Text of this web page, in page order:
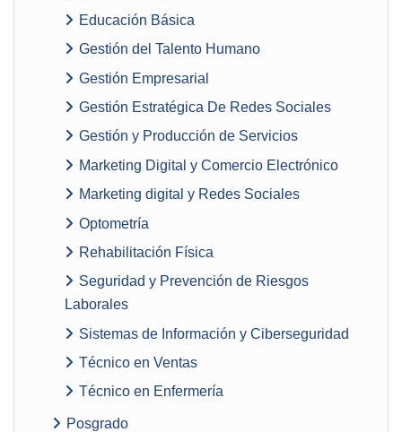
Educación Básica
Gestión del Talento Humano
Gestión Empresarial
Gestión Estratégica De Redes Sociales
Gestión y Producción de Servicios
Marketing Digital y Comercio Electrónico
Marketing digital y Redes Sociales
Optometría
Rehabilitación Física
Seguridad y Prevención de Riesgos
Laborales
Sistemas de Información y Ciberseguridad
Técnico en Ventas
Técnico en Enfermería
Posgrado